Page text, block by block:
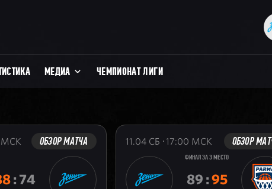
МЕДИА ЧЕМПИОНАТ ЛИГИ
МСК ОБЗОР МАТЧА
:74
11.04 СБ 17:00 МСК ОБЗОР
ФИНАЛ ЗА 3 МЕСТО
89:95